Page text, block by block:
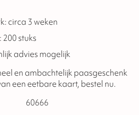
circa 3 weken
stuks
advies mogelijk
en ambachtelijk paasgeschenk
een eetbare kaart, bestel nu.
60666